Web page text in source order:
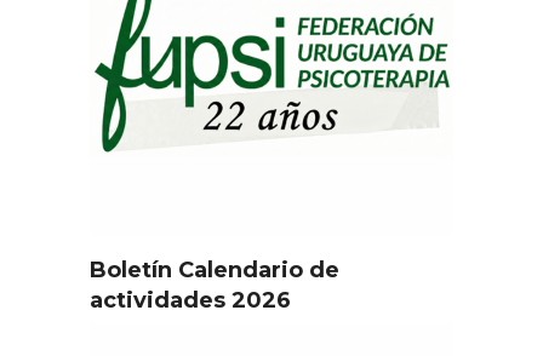
Boletín Calendario de
actividades 2026